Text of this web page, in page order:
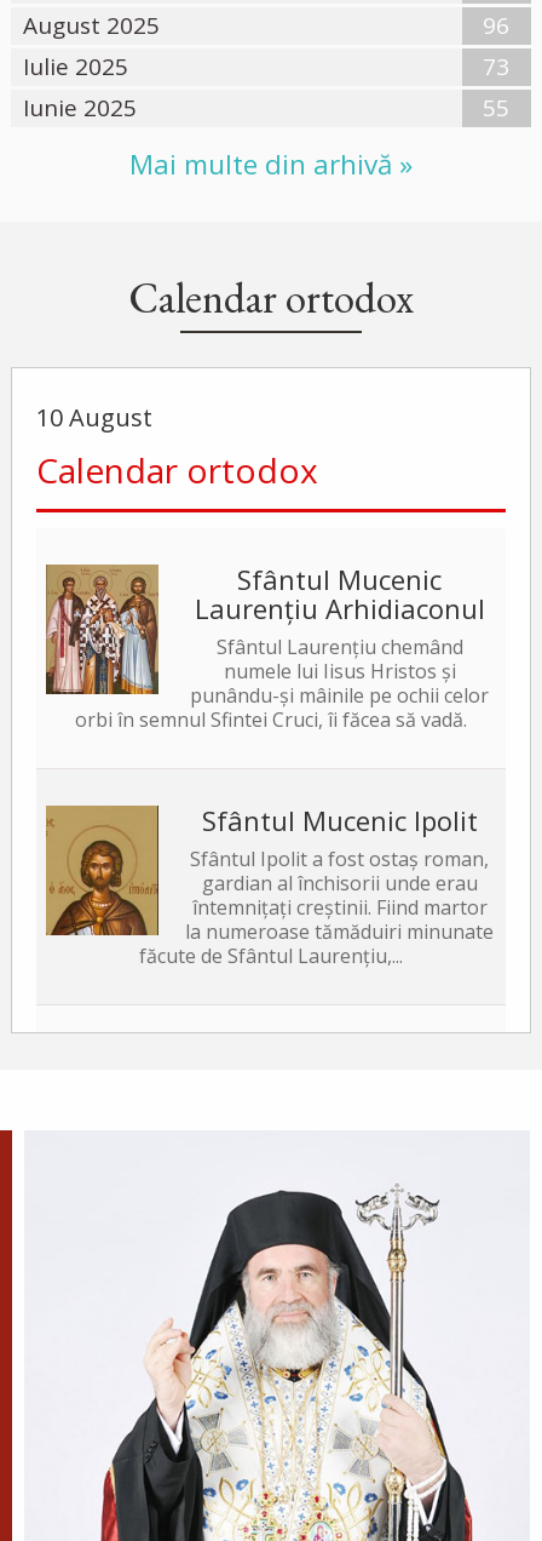
August 2025
96
Iulie 2025
73
Iunie 2025
55
Mai multe din arhivă »
Calendar ortodox
10 August
Calendar ortodox
Sfântul Mucenic
Laurențiu Arhidiaconul
Sfântul Laurențiu chemând
numele lui Iisus Hristos și
punându-și mâinile pe ochii celor
orbi în semnul Sfintei Cruci, îi făcea să vadă.
Sfântul Mucenic Ipolit
Sfântul Ipolit a fost ostaș roman,
gardian al închisorii unde erau
întemnițați creștinii. Fiind martor
la numeroase tămăduiri minunate
făcute de Sfântul Laurențiu,...
Hristos.
Apostolul zilei
Fraților, v-am scris vouă aceasta, ca nu cumva, la
venirea mea, să am întristare de la aceia care
trebuie să mă bucure, fiind încredințat despre voi
toți că bucuria mea este și...
Ap. II Corinteni 2, 3-15
Evanghelia zilei